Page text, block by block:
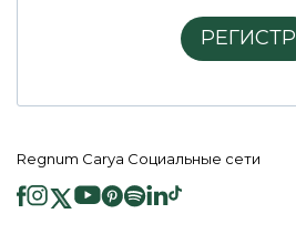
РЕГИСТР
Regnum Carya Социальные сети